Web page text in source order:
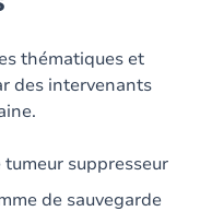
thématiques et
des intervenants
tumeur suppresseur
de sauvegarde